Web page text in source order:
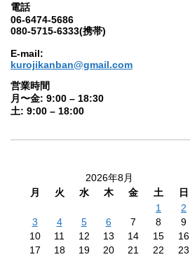
電話
06-6474-5686
080-5715-6333(携帯)
E-mail:
kurojikanban@gmail.com
営業時間
月〜金: 9:00 – 18:30
土: 9:00 – 18:00
2026年8月
月
火 水 木 金 土
日
1
2
3
4 5 6 7 8
9
10
11 12 13 14 15
16
17
18 19 20 21 22
23